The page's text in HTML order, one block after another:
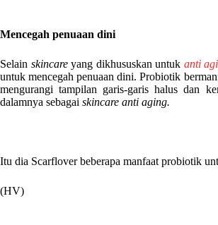
Mencegah penuaan dini
Selain skincareyang dikhususkan untuk anti
untuk mencegah penuaan dini. Probiotik
mengurangi tampilan garis-garis halus dan
dalamnya sebagai skincare anti aging.
Itu dia Scarflover beberapa manfaat probiotik
(HV)